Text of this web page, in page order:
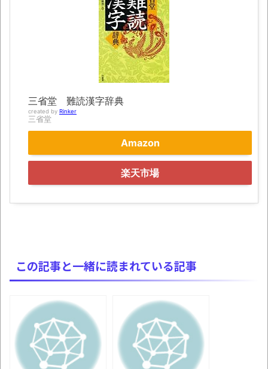
ナナフシモドキと公園へ
「ぞわっとした…」カルディで売っているコ
ーヒーのパッケージが“一瞬怖い”と話題に
ョン」の新映像が公開！欧州gamescom 2026
にて
お前らの身体の悩み教えてくれ
「アメリカのヤンキーがアジア人にケンカ
を売った結果ｗｗｗ」 ほか
映画ちいかわ観に行ったので感想を書きま
す(若干ネタバレあり) 26/07/25
マケイン9巻＆アニメ公式ガイド感想
独学で挑んだ2026年二級建築士学科試験結
果速報（仮）
体験談：仕事で同じビルの中に入っている
三省堂 難読漢字辞典
created by Rinker
三省堂
Amazon
楽天市場
この記事と一緒に読まれている記事